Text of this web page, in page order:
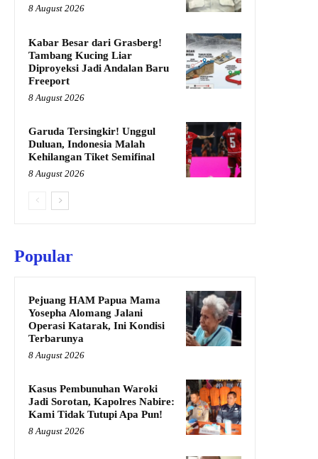
8 August 2026
Kabar Besar dari Grasberg!
Tambang Kucing Liar
Diproyeksi Jadi Andalan Baru
Freeport
8 August 2026
Garuda Tersingkir! Unggul
Duluan, Indonesia Malah
Kehilangan Tiket Semifinal
8 August 2026
Popular
Pejuang HAM Papua Mama
Yosepha Alomang Jalani
Operasi Katarak, Ini Kondisi
Terbarunya
8 August 2026
Kasus Pembunuhan Waroki
Jadi Sorotan, Kapolres Nabire:
Kami Tidak Tutupi Apa Pun!
8 August 2026